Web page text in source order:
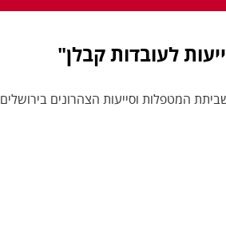
לעובדות קבלן"
המטפלות וסייעות הצהרונים בירושלים